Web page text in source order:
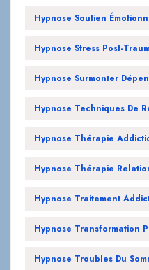
Hypnose Soutien
Hypnose Stress Post-
Hypnose Surmonter
Hypnose Techniques De
Hypnose Thérapie
Hypnose Thérapie
Hypnose Traitement
Hypnose Transformation
Hypnose Troubles Du